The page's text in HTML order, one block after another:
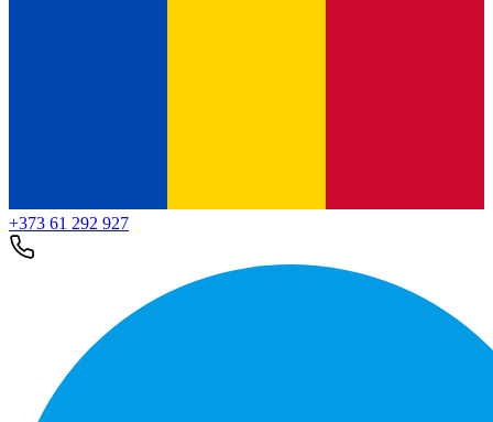
+373 61 292 927